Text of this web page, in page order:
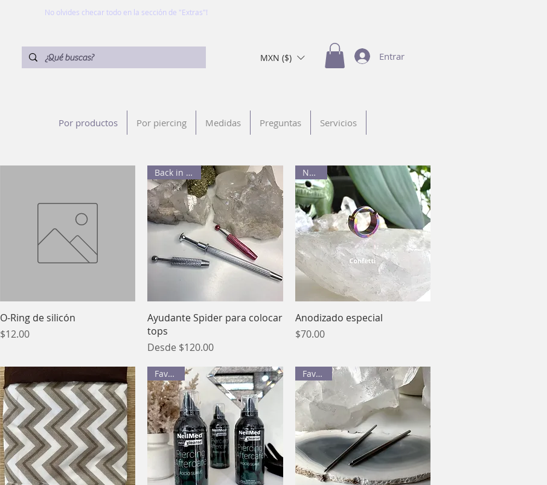
No olvides checar todo en la sección de "Extras"!
MXN ($) Entrar
Por productos Por piercing Medidas Preguntas Servicios
Vista rápida
O-Ring de silicón
Precio
$12.00
Vista rápida
Back in Stock
Ayudante Spider para colocar
tops
Desde $120.00
Precio de oferta
Vista rápida
Nuevo
Anodizado especial
Precio
$70.00
Favorito Favorito